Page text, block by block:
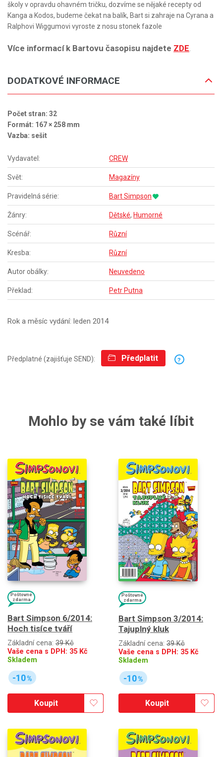
školy v opravdu ohavném tričku, dozvíme se nějaké recepty od
Kanga a Kodos, budeme čekat na balík, Bart si zahraje na Cyrana a
Ralphovi Wiggumovi vyroste z nosu stonek fazole
Více informací k Bartovu časopisu najdete ZDE
DODATKOVÉ INFORMACE
Počet stran: 32
Formát: 167 × 258 mm
Vazba: sešit
Vydavatel: CREW
Svět: Magazíny
Pravidelná série: Bart Simpson
Žánry: Dětské, Humorné
Scénář: Různí
Kresba: Různí
Autor obálky: Neuvedeno
Překlad: Petr Putna
Rok a měsíc vydání: leden 2014
Předplatné (zajišťuje SEND): Předplatit ?
Mohlo by se vám také líbit
Poštovné
zdarma
Bart Simpson 6/2014:
Hoch tisíce tváří
Základní cena: 39 Kč
Vaše cena s DPH: 35 Kč
Skladem
-10%
Koupit
Poštovné
zdarma
Bart Simpson 3/2014:
Tajuplný kluk
Základní cena: 39 Kč
Vaše cena s DPH: 35 Kč
Skladem
-10%
Koupit